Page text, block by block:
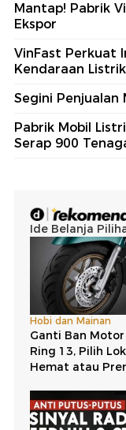
Mantap! Pabrik
Ekspor
VinFast Perkuat
Kendaraan
Segini Penjualan
Pabrik Mobil
Serap 900